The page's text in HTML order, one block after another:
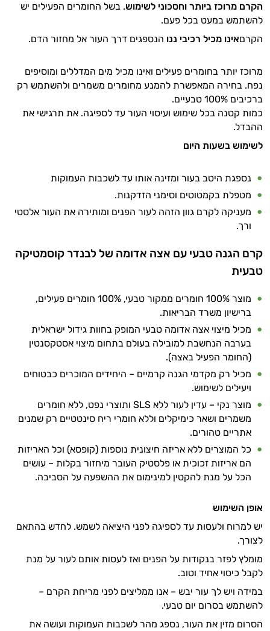
הקרם מרוכז ביותר וחסכוני לשימוש. בשל החומרים הפעילים יש
להשתמש במעט בכל פעם.
הקרםאינו מכיל רכיבי ננו הנספגים דרך העור אל מחזור הדם.
מרוכז יותר בחומרים פעילים ואינו מכיל מים המדללים ומוסיפים
נפח. בחירה המאפשרת להמנע מחומרים משמרים ולהשתמש רק
ברכיבים 100% טבעיים.
כמות קטנה בכל שימוש ועיסוי העור עד לספיגה. את תרגישי את
ההבדל.
לשימוש בשעות היום
נספגת היטב בעור ומזינה אותו עד לשכבות העמוקות
מטפלת בקמטוטים וסימני הזדקנות.
מעניקה לקרם גוון הזהה לעור הפנים ומותירה את העור אלסטי
ורך.
קרם הגנה טבעי עם אצה אדומה של לבנדר קוסמטיקה
טבעית
מוצר 100% חומרים ממקור טבעי, 100% חומרים פעילים,
ברישיון משרד הבריאות.
מכיל מיצוי אצה אדומה טבעי המופק בחוות גידול ישראלית
בערבה הנחשבת למובילה בעולם בתחום מיצוי אסטקסנטין
(החומר הפעיל באצה).
מכיל רק מקדמי הגנה קרמיים – היחידים המוכרים כבטוחים
ויעילים לשימוש.
מוצר נקי – עדין לעור ללא SLS ותוצרי נפט, ללא חומרים
משמרים ושאר כימיקלים וללא חומרי ריח סינטטיים רק שמנים
אתריים טהורים.
כל המוצרים ללא אריזה חיצונית נוספות (קופסא) וכל האריזות
הם אריזות זכוכית או פלסטיק העובר מיחזור בקלות – עושים
הכל על מנת להקטין למינימום את ההשפעה על הסביבה.
אופן השימוש
יש למרוח ולעסות עד לספיגה לפני היציאה לשמש. לחדש בהתאם
לצורך.
מומלץ לפזר בנקודות על הפנים ואז לעסות אותם לעור על מנת
לקבל כיסוי אחיד וטוב.
במידה ויש לך עור יבש – אנו ממליצים לפני מריחת הקרם –
להשתמש בסרום יום טבעי.
הסרום מזין את העור, נספג מהר לשכבות העמוקות ועושה את